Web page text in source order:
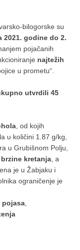
bilogorske su
2021. godine do 2.
pojačanih
najtežih
u prometu“.
utvrdili 45
, od kojih
u količini 1.87 g/kg,
u Grubišnom Polju,
kretanja , a
je u Žabjaku i
ograničenje je
pojasa